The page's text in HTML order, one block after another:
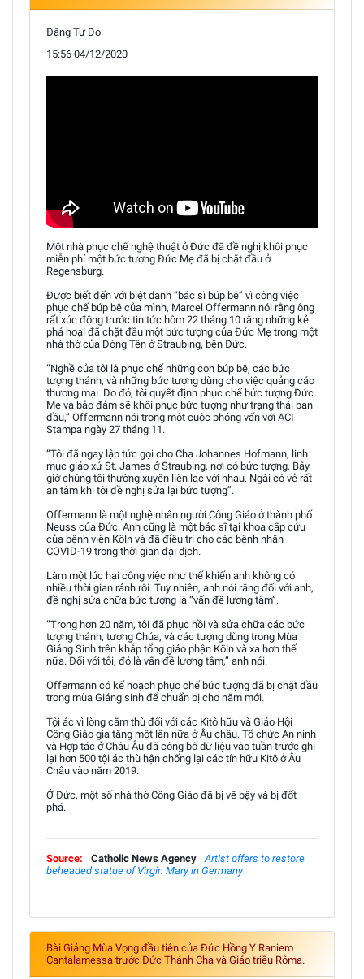
Đặng Tự Do
15:56 04/12/2020
Một nhà phục chế nghệ thuật ở Đức đã đề nghị khôi phục
miễn phí một bức tượng Đức Mẹ đã bị chặt đầu ở
Regensburg.
Được biết đến với biệt danh “bác sĩ búp bê” vì công việc
phục chế búp bê của mình, Marcel Offermann nói rằng ông
rất xúc động trước tin tức hôm 22 tháng 10 rằng những kẻ
phá hoại đã chặt đầu một bức tượng của Đức Mẹ trong một
nhà thờ của Dòng Tên ở Straubing, bên Đức.
“Nghề của tôi là phục chế những con búp bê, các bức
tượng thánh, và những bức tượng dùng cho việc quảng cáo
thương mại. Do đó, tôi quyết định phục chế bức tượng Đức
Mẹ và bảo đảm sẽ khôi phục bức tượng như trạng thái ban
đầu,” Offermann nói trong một cuộc phỏng vấn với ACI
Stampa ngày 27 tháng 11.
“Tôi đã ngay lập tức gọi cho Cha Johannes Hofmann, linh
mục giáo xứ St. James ở Straubing, nơi có bức tượng. Bây
giờ chúng tôi thường xuyên liên lạc với nhau. Ngài có vẻ rất
an tâm khi tôi đề nghị sửa lại bức tượng”.
Offermann là một nghệ nhân người Công Giáo ở thành phố
Neuss của Đức. Anh cũng là một bác sĩ tại khoa cấp cứu
của bệnh viện Köln và đã điều trị cho các bệnh nhân
COVID-19 trong thời gian đại dịch.
Làm một lúc hai công việc như thế khiến anh không có
nhiều thời gian rảnh rỗi. Tuy nhiên, anh nói rằng đối với anh,
đề nghị sửa chữa bức tượng là “vấn đề lương tâm”.
“Trong hơn 20 năm, tôi đã phục hồi và sửa chữa các bức
tượng thánh, tượng Chúa, và các tượng dùng trong Mùa
Giáng Sinh trên khắp tổng giáo phận Köln và xa hơn thế
nữa. Đối với tôi, đó là vấn đề lương tâm,” anh nói.
Offermann có kế hoạch phục chế bức tượng đã bị chặt đầu
trong mùa Giáng sinh để chuẩn bị cho năm mới.
Tội ác vì lòng căm thù đối với các Kitô hữu và Giáo Hội
Công Giáo gia tăng một lần nữa ở Âu châu. Tổ chức An ninh
và Hợp tác ở Châu Âu đã công bố dữ liệu vào tuần trước ghi
lại hơn 500 tội ác thù hận chống lại các tín hữu Kitô ở Âu
Châu vào năm 2019.
Ở Đức, một số nhà thờ Công Giáo đã bị vẽ bậy và bị đốt
phá.
Source: Catholic News Agency
Artist offers to restore
beheaded statue of Virgin Mary in Germany
Bài Giảng Mùa Vọng đầu tiên của Đức Hồng Y Raniero
Cantalamessa trước Đức Thánh Cha và Giáo triều Rôma.